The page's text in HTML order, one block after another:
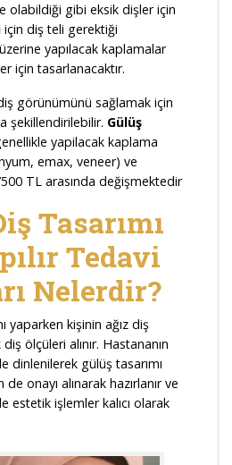
olabildiği gibi eksik dişler için
için diş teli gerektiği
yapılacak kaplamalar
için tasarlanacaktır.
görünümünü sağlamak için
şekillendirilebilir. Gülüş
yapilacak kaplama
emax, veneer) ve
TL arasında değişmektedir
Tasarımı
Tedavi
Nelerdir?
yaparken kişinin ağız diş
ölçüleri alınır. Hastananın
dinlenilerek gülüş tasarımı
onayı alınarak hazırlanır ve
estetik işlemler kalıcı olarak